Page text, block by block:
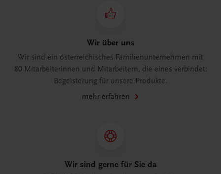
Wir über uns
Wir sind ein österreichisches Familienunternehmen mit
80 Mitarbeiterinnen und Mitarbeitern, die eines verbindet:
Begeisterung für unsere Produkte.
mehr erfahren
Wir sind gerne für Sie da